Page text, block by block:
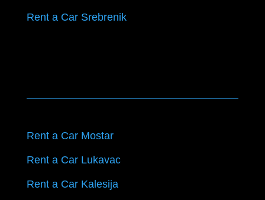
Rent a Car Srebrenik
Rent a Car Mostar
Rent a Car Lukavac
Rent a Car Kalesija